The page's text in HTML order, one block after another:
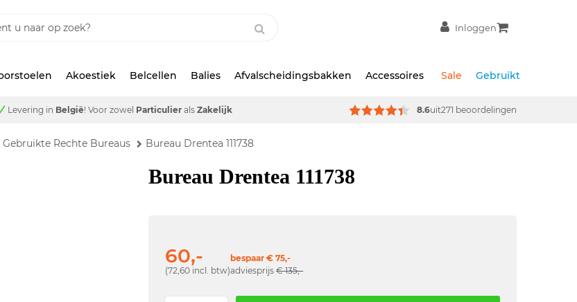
Inloggen
Akoestiek Belcellen Balies Afvalscheidingsbakken Accessoires Sale Gebruikt
Levering in België! Voor zowel Particulier als Zakelijk 8.6uit271 beoordelingen
Gebruikte Rechte Bureaus Bureau Drentea 111738
Bureau Drentea 111738
60,-
(72,60 incl. btw)
bespaar € 75,-
adviesprijs€ 135,-